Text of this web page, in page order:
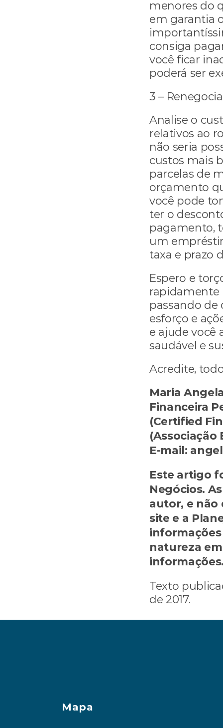
menores do
em garantia
consiga
você ficar
poderá ser
3 –
Analise o
relativos ao
não seria
custos mais
parcelas de
orçamento
você pode
ter o
pagamento,
um
taxa e prazo
Espero e
rapidamente
passando de
esforço e
e ajude você
saudável e
Acredite,
Maria
Financeira
(Certified
(Associação
E-mail:
Este artigo
Negócios.
autor, e não
site e a
natureza
Texto
de 2017.
Mapa